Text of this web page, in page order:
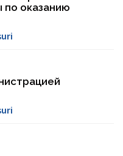
оказанию